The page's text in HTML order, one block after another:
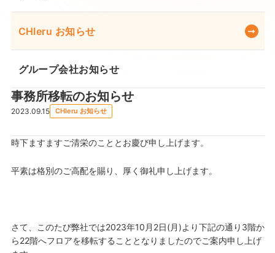
CHIeru お知らせ
グループ会社お知らせ
事務所移転のお知らせ
2023.09.15 CHIeru お知らせ
時下ますますご清栄のこととお慶び申し上げます。
平素は格別のご高配を賜り、厚く御礼申し上げます。
さて、このたび弊社では2023年10月2日(月)より下記の通り3階か
ら22階へフロアを移転することとなりましたのでご案内申し上げ